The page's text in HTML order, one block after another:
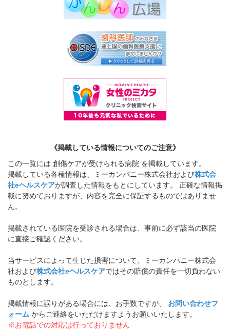
《掲載している情報についてのご注意》
この一覧には 創傷ケアが受けられる病院 を掲載しています。
掲載している各種情報は、ミーカンパニー株式会社および株式会
社eヘルスケアが調査した情報をもとにしています。 正確な情報掲
載に努めておりますが、内容を完全に保証するものではありませ
ん。
掲載されている医院を受診される場合は、事前に必ず該当の医院
に直接ご確認ください。
当サービスによって生じた損害について、ミーカンパニー株式会
社および株式会社eヘルスケアではその賠償の責任を一切負わない
ものとします。
掲載情報に誤りがある場合には、お手数ですが、 お問い合わせフ
ォーム からご連絡をいただけますようお願いいたします。
※お電話での対応は行っておりません